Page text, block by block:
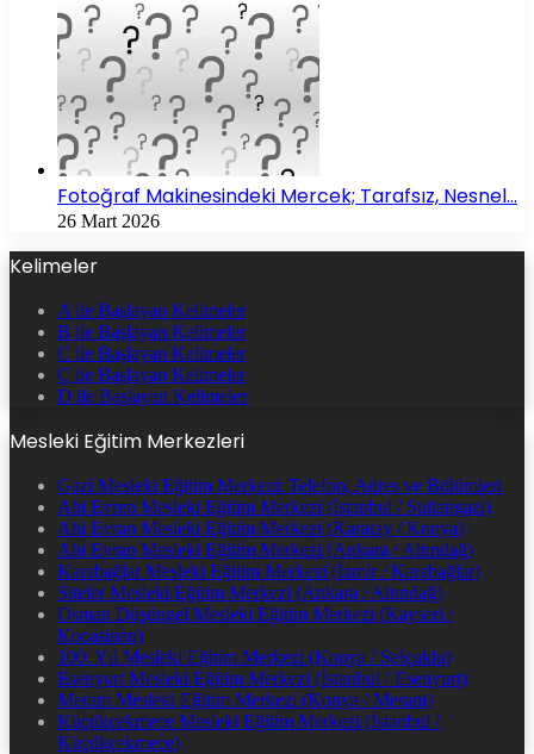
Fotoğraf Makinesindeki Mercek; Tarafsız, Nesnel…
26 Mart 2026
Kelimeler
A ile Başlayan Kelimeler
B ile Başlayan Kelimeler
C ile Başlayan Kelimeler
Ç ile Başlayan Kelimeler
D ile Başlayan Kelimeler
Mesleki Eğitim Merkezleri
Gazi Mesleki Eğitim Merkezi: Telefon, Adres ve Bölümleri
Ahi Evren Mesleki Eğitim Merkezi (İstanbul / Sultangazi)
Ahi Evran Mesleki Eğitim Merkezi (Karatay / Konya)
Ahi Evran Mesleki Eğitim Merkezi (Ankara / Altındağ)
Karabağlar Mesleki Eğitim Merkezi (İzmir / Karabağlar)
Siteler Mesleki Eğitim Merkezi (Ankara / Altındağ)
Osman Düşüngel Mesleki Eğitim Merkezi (Kayseri /
Kocasinan)
100. Yıl Mesleki Eğitim Merkezi (Konya / Selçuklu)
Esenyurt Mesleki Eğitim Merkezi (İstanbul / Esenyurt)
Meram Mesleki Eğitim Merkezi (Konya / Meram)
Küçükçekmece Mesleki Eğitim Merkezi (İstanbul /
Küçükçekmece)